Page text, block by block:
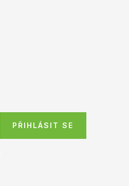
PŘIHLÁSIT SE